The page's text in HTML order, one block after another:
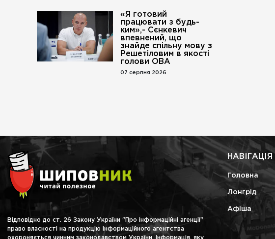
«Я готовий
працювати з будь-
ким»,- Сєнкевич
впевнений, що
знайде спільну мову з
Решетіловим в якості
голови ОВА
07 серпня 2026
Відповідно до ст. 26 Закону України "Про інформаційні агенції"
право власності на продукцію інформаційного агентства
охороняється чинним законодавством України. Інформація, яку
НАВІГАЦІЯ
Головна
Лонгрід
Афіша